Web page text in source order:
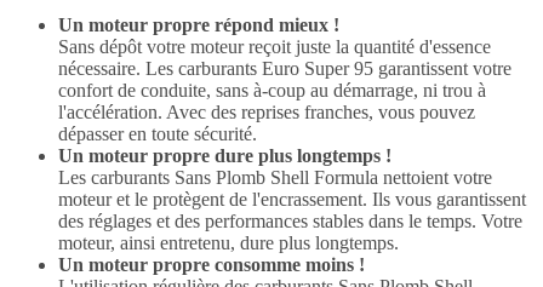
Un moteur propre répond mieux !
Sans dépôt votre moteur reçoit juste la quantité d'essence
nécessaire. Les carburants Euro Super 95 garantissent votre
confort de conduite, sans à-coup au démarrage, ni trou à
l'accélération. Avec des reprises franches, vous pouvez
dépasser en toute sécurité.
Un moteur propre dure plus longtemps !
Les carburants Sans Plomb Shell Formula nettoient votre
moteur et le protègent de l'encrassement. Ils vous garantissent
des réglages et des performances stables dans le temps. Votre
moteur, ainsi entretenu, dure plus longtemps.
Un moteur propre consomme moins !